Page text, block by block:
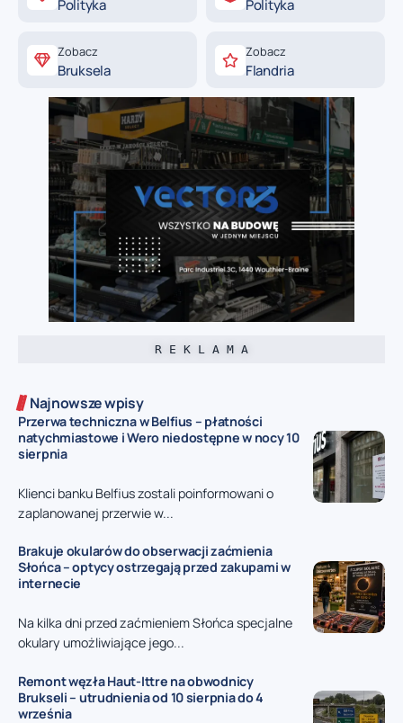
Polityka Polityka
Zobacz
Bruksela
Zobacz
Flandria
R E K L A M A
Najnowsze wpisy
Przerwa techniczna w Belfius – płatności
natychmiastowe i Wero niedostępne w nocy 10
sierpnia
Klienci banku Belfius zostali poinformowani o
zaplanowanej przerwie w...
Brakuje okularów do obserwacji zaćmienia
Słońca – optycy ostrzegają przed zakupami w
internecie
Na kilka dni przed zaćmieniem Słońca specjalne
okulary umożliwiające jego...
Remont węzła Haut-Ittre na obwodnicy
Brukseli – utrudnienia od 10 sierpnia do 4
września